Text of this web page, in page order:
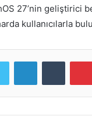
27’nin geliştirici
kullanıcılarla